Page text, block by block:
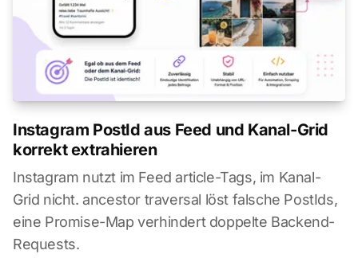
Instagram PostId aus Feed und Kanal-Grid
korrekt extrahieren
Instagram nutzt im Feed article-Tags, im Kanal-
Grid nicht. ancestor traversal löst falsche PostIds,
eine Promise-Map verhindert doppelte Backend-
Requests.